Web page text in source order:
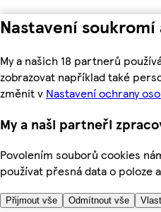
Nastavení
My a našich 18 partnerů
zobrazovat například také
změnit v Nastavení ochrany
My a naši partneři
Povolením souborů cookies
používat přesná data o poloze
Přijmout vše Odmítnout vše